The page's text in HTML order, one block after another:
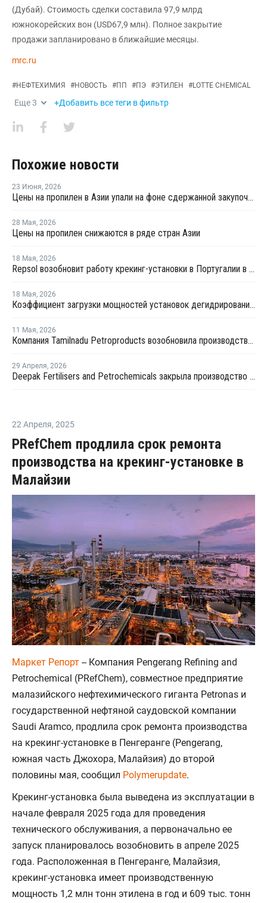
(Дубай). Стоимость сделки составила 97,9 млрд
южнокорейских вон (USD67,9 млн). Полное закрытие
продажи запланировано в ближайшие месяцы.
mrc.ru
#НЕФТЕХИМИЯ #НОВОСТЬ #ПП #ПЭ #ЭТИЛЕН #LOTTE CHEMICAL
Еще3 +Добавить все теги в фильтр
Похожие новости
23 Июня, 2026
Цены на пропилен в Азии упали на фоне сдержанной закупочной активности
28 Мая, 2026
Цены на пропилен снижаются в ряде стран Азии
18 Мая, 2026
Repsol возобновит работу крекинг-установки в Португалии в июне
18 Мая, 2026
Коэффициент загрузки мощностей установок дегидрированию пропана в Китае в мае снизится примерно до 50%
11 Мая, 2026
Компания Tamilnadu Petroproducts возобновила производство окиси пропилена
29 Апреля, 2026
Deepak Fertilisers and Petrochemicals закрыла производство изопропилового спирта из-за перебоев в поставках пропилена
22 Апреля, 2025
PRefChem продлила срок ремонта
производства на крекинг-установке в
Малайзии
Маркет Репорт -- Компания Pengerang Refining and
Petrochemical (PRefChem), совместное предприятие
малазийского нефтехимического гиганта Petronas и
государственной нефтяной саудовской компании
Saudi Aramco, продлила срок ремонта производства
на крекинг-установке в Пенгеранге (Pengerang,
южная часть Джохора, Малайзия) до второй
половины мая, сообщил Polymerupdate.
Крекинг-установка была выведена из эксплуатации в
начале февраля 2025 года для проведения
технического обслуживания, а первоначально ее
запуск планировалось возобновить в апреле 2025
года. Расположенная в Пенгеранге, Малайзия,
крекинг-установка имеет производственную
мощность 1,2 млн тонн этилена в год и 609 тыс. тонн